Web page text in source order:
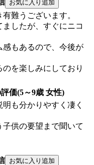
難うございます。
したが、すぐにニコ
もあるので、今後が
を楽しみにしており
価(5～9歳 女性)
も分かりやすく凄く
供の要望まで聞いて